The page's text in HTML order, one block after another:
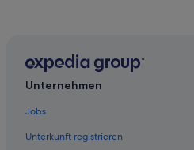
Unternehmen
Jobs
Unterkunft registrieren